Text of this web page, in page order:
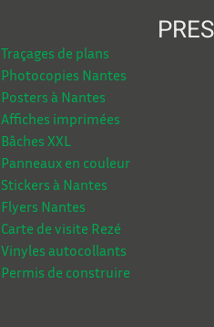
Traçages de plans
Photocopies Nantes
Posters à Nantes
Affiches imprimées
Bâches XXL
Panneaux en couleur
Stickers à Nantes
Flyers Nantes
Carte de visite Rezé
Vinyles autocollants
Permis de construire